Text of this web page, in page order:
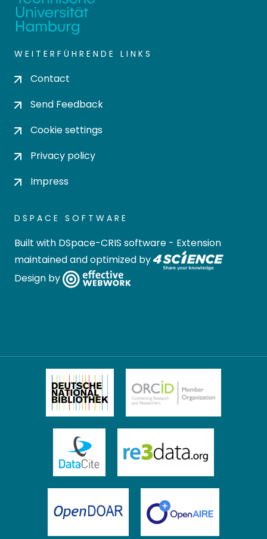
WEITERFÜHRENDE LINKS
Contact
Send Feedback
Cookie settings
Privacy policy
Impress
DSPACE SOFTWARE
Built with DSpace-CRIS software - Extension
maintained and optimized by
Design by